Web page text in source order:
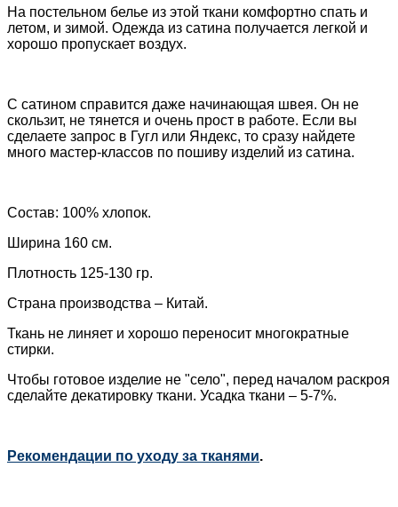
На постельном белье из этой ткани комфортно спать и
летом, и зимой. Одежда из сатина получается легкой и
хорошо пропускает воздух.
С сатином справится даже начинающая швея. Он не
скользит, не тянется и очень прост в работе. Если вы
сделаете запрос в Гугл или Яндекс, то сразу найдете
много мастер-классов по пошиву изделий из сатина.
Состав: 100% хлопок.
Ширина 160 см.
Плотность 125-130 гр.
Страна производства – Китай.
Ткань не линяет и хорошо переносит многократные
стирки.
Чтобы готовое изделие не "село", перед началом раскроя
сделайте декатировку ткани. Усадка ткани – 5-7%.
Рекомендации по уходу за тканями.